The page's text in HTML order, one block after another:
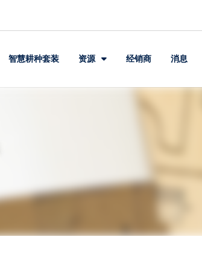
智慧耕种套装 资源 经销商 消息